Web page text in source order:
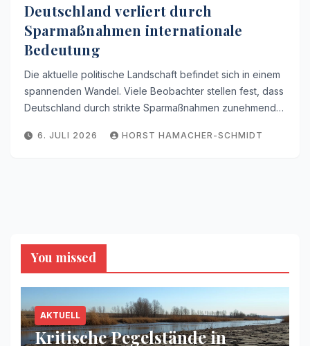
Deutschland verliert durch
Sparmaßnahmen internationale
Bedeutung
Die aktuelle politische Landschaft befindet sich in einem
spannenden Wandel. Viele Beobachter stellen fest, dass
Deutschland durch strikte Sparmaßnahmen zunehmend…
6. JULI 2026 HORST HAMACHER-SCHMIDT
You missed
AKTUELL
Kritische Pegelstände in